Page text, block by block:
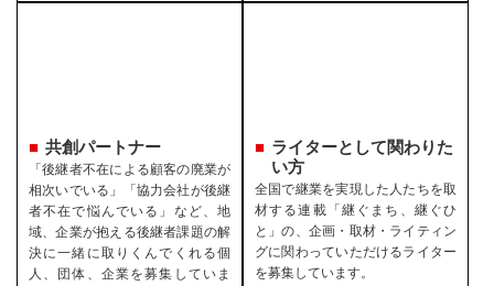
共創パートナー
「後継者不在による顧客の廃業が
相次いでいる」「協力会社が後継
者不在で悩んでいる」など、地
域、企業が抱える後継者課題の解
決に一緒に取りくんでくれる個
人、団体、企業を募集していま
ライターとして関わりた
い方
全国で継業を実現した人たちを取
材する連載「継ぐまち、継ぐひ
と」の、企画・取材・ライティン
グに関わっていただけるライター
を募集しています。